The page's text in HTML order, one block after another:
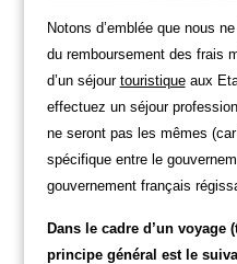
Notons d’emblée que nous
du remboursement des frais
d’un séjour touristiqueaux
effectuez un séjour
ne seront pas les mêmes
spécifique entre le
gouvernement français
Dans le cadre d’un
principe général est le